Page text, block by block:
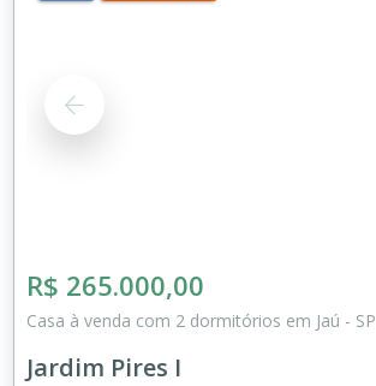
R$ 265.000,00
Casa à venda com 2 dormitórios em Jaú - SP
Jardim Pires I